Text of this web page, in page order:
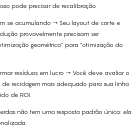
pode precisar de recalibração.
se acumulando → Seu layout de corte e
provavelmente precisam ser
geométrica” para “otimização do
resíduos em lucro → Você deve avaliar o
reciclagem mais adequado para sua linha
de ROI.
não tem uma resposta padrão única: ela